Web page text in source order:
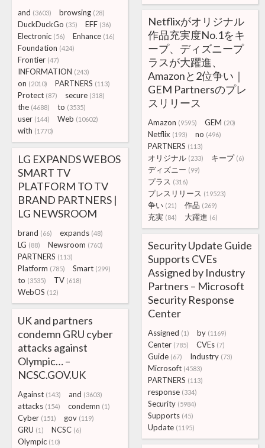
and (3603) browsing (28)
DuckDuckGo (35) EFF (36)
Electronic (56) Enhance (16)
Foundation (424)
Frontier (47)
INFORMATION (243)
on (2010) PARTNERS (113)
Protect (87) secure (318)
the (4688) to (3535)
user (144) Web (10602)
with (1770)
Netflixがオリジナル
作品充実度No.1をキ
ープ、ディズニープ
ラスが大躍進、
Amazonと2位争い｜
GEM Partnersのプレ
スリリース
Amazon (9595) GEM (20)
Netflix (193) no (496)
PARTNERS (113)
オリジナル (233) キープ (6)
ディズニー (99)
プラス (316)
プレスリリース (19523)
争い (21) 作品 (269)
充実 (84) 大躍進 (6)
LG EXPANDS WEBOS
SMART TV
PLATFORM TO TV
BRAND PARTNERS |
LG NEWSROOM
brand (66) expands (48)
LG (88) Newsroom (760)
PARTNERS (113)
Platform (785) Smart (299)
to (3535) TV (618)
WebOS (12)
Security Update Guide
Supports CVEs
Assigned by Industry
Partners – Microsoft
Security Response
Center
Assigned (1) by (1169)
Center (785) CVEs (7)
Guide (67) Industry (73)
Microsoft (4583)
PARTNERS (113)
response (334)
Security (5984)
Supports (45)
Update (1195)
UK and partners
condemn GRU cyber
attacks against
Olympic… –
NCSC.GOV.UK
Against (143) and (3603)
attacks (154) condemn (1)
Cyber (151) gov (119)
GRU (1) NCSC (6)
Olympic (10)